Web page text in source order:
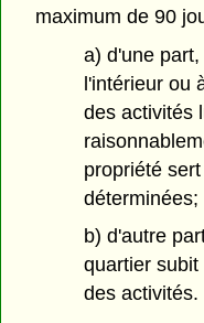
maximum de 90
a) d'une
l'intérieur ou
des activités
propriété
déterminées;
b) d'autre
quartier
des activités.